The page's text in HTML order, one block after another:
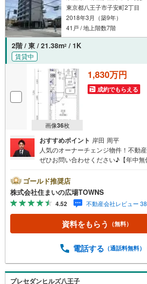
東京都八王子市子安町2丁目
2018年3月（築9年）
41戸 / 地上階数7階
2階 / 東 / 21.38m2 / 1K
賃貸中
画像36枚
1,830万円
成約でもらえる
おすすめポイント 岸田 周平
人気のオーナーチェンジ物件！不動
ぜひお問い合わせください♪【年中
下さい。「室内・現地を見学する」ボ
とご見学がスムーズです。■その他、
ります。○住宅ローンのご相談○ライ
ション■住まいの広場TOWNSからお
ッフが親身になってお客様に合った
きます！ /他社様掲載物件も併せて
でのお越しも大歓迎です！
ゴールド推奨店
株式会社住まいの広場TOWNS
4.52 不動産会社レビュー
資料をもらう （無料）
電話する （通話料無料）
プレセダンヒルズ八王子